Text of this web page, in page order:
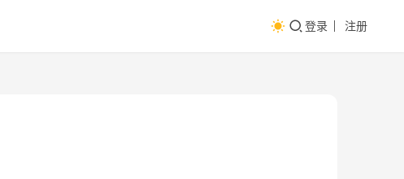
登录 注册